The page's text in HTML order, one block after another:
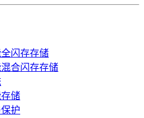
闪存存储
合闪存存储
储
护